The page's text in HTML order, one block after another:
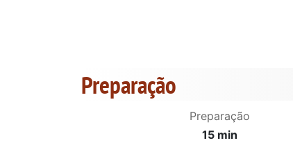
Preparação
Preparação
15 min